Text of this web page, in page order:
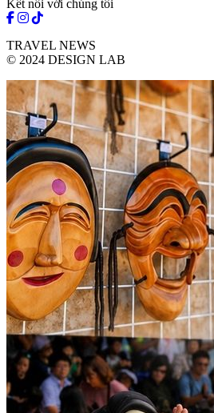
Kết nối với chúng tôi
TRAVEL NEWS
© 2024 DESIGN LAB